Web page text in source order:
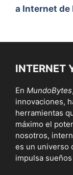
a Internet de
INTERNET
En MundoBytes
innovaciones,
herramientas
máximo el
nosotros,
es un universo
impulsa